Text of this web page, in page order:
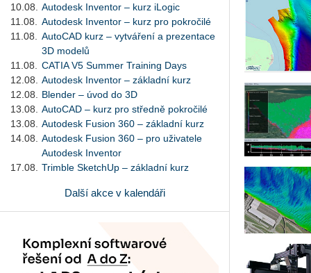
10.08.
Autodesk Inventor – kurz iLogic
11.08.
Autodesk Inventor – kurz pro pokročilé
11.08.
AutoCAD kurz – vytváření a prezentace
3D modelů
11.08.
CATIA V5 Summer Training Days
12.08.
Autodesk Inventor – základní kurz
12.08.
Blender – úvod do 3D
13.08.
AutoCAD – kurz pro středně pokročilé
13.08.
Autodesk Fusion 360 – základní kurz
14.08.
Autodesk Fusion 360 – pro uživatele
Autodesk Inventor
17.08.
Trimble SketchUp – základní kurz
Další akce v kalendáři